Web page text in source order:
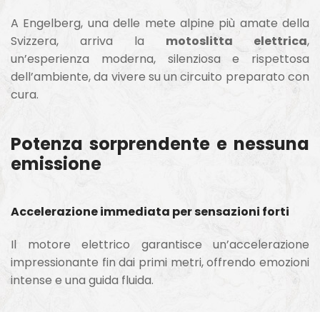
A Engelberg, una delle mete alpine più amate della
Svizzera, arriva la motoslitta elettrica,
un’esperienza moderna, silenziosa e rispettosa
dell’ambiente, da vivere su un circuito preparato con
cura.
Potenza sorprendente e nessuna
emissione
Accelerazione immediata per sensazioni forti
Il motore elettrico garantisce un’accelerazione
impressionante fin dai primi metri, offrendo emozioni
intense e una guida fluida.